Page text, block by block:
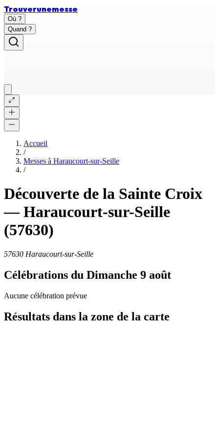
Trouverunemesse
Où ?
Quand ?
Accueil
/
Messes à Haraucourt-sur-Seille
/
Découverte de la Sainte Croix
—Haraucourt-sur-Seille
(57630)
57630 Haraucourt-sur-Seille
Célébrations du Dimanche 9 août
Aucune célébration prévue
Résultats dans la zone de la carte